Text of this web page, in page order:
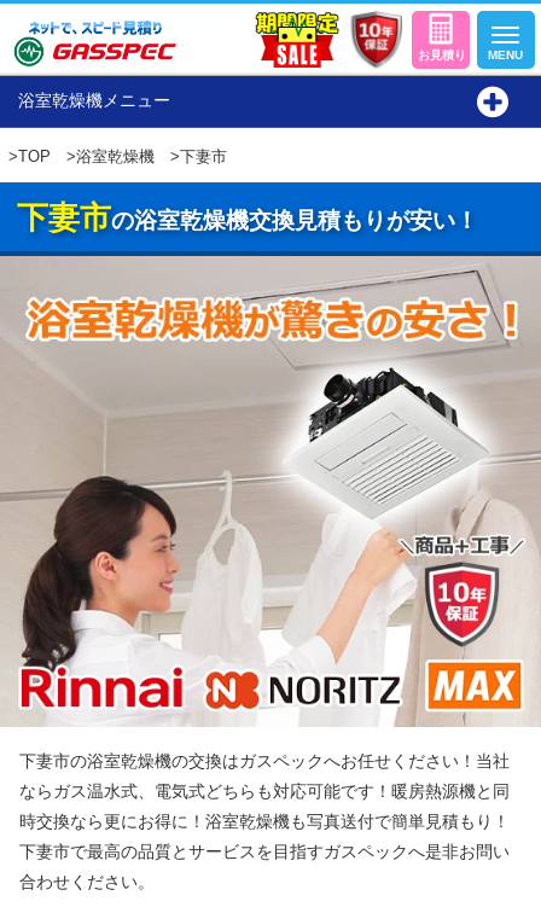
浴室乾燥機メニュー
>TOP >浴室乾燥機 >下妻市
下妻市の浴室乾燥機交換見積もりが安い！
下妻市の浴室乾燥機の交換はガスペックへお任せください！当社
ならガス温水式、電気式どちらも対応可能です！暖房熱源機と同
時交換なら更にお得に！浴室乾燥機も写真送付で簡単見積もり！
下妻市で最高の品質とサービスを目指すガスペックへ是非お問い
合わせください。